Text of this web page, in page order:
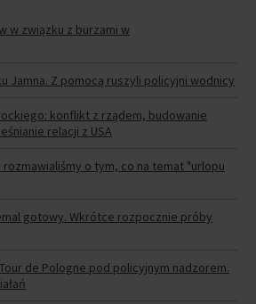
w związku z burzami w
Jamna. Z pomocą ruszyli policyjni wodnicy
konflikt z rządem, budowanie
relacji z USA
rozmawialiśmy o tym, co na temat "urlopu
gotowy. Wkrótce rozpocznie próby
Tour de Pologne pod policyjnym nadzorem.